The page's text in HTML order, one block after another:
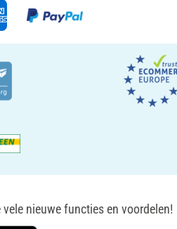
nieuwe functies en voordelen!